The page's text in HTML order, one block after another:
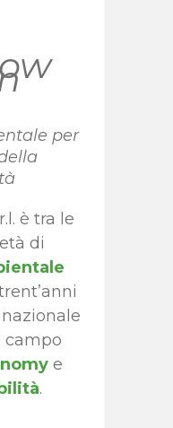
per
è tra le
di
campo
e
.